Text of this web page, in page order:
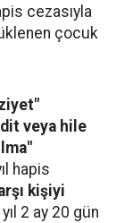
cezasıyla
çocuk
veya hile
hapis
kişiyi
2 ay 20 gün